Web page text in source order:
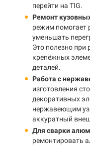
перейти на TIG.
Ремонт
режим помогает
уменьшать
Это полезно при
крепёжных
деталей.
Работа с
изготовления
декоративных
нержавеющим
аккуратный
Для сварки
ремонтировать